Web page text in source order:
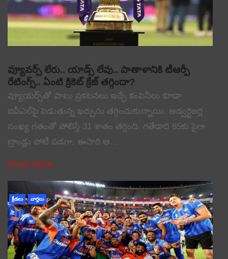
వ్యూవర్స్ లేరు.. యాడ్స్ లేవు.. పాతాళానికి టీఆర్పీ
రేటింగ్స్.. ఏంటి క్రికెట్ క్రేజ్ తగ్గిందా?
వ్యూయర్స్‌తో పాటు ప్రకటనలు ఇచ్చే కంపెనీలు కూడా
ఐపీఎల్‌పై పెడుతున్న ఖర్చును తగ్గించుకున్నాయి. అడ్వర్టైజర్ల
సంఖ్య గతంతో పోలిస్తే 31 శాతం తగ్గింది. గతేడాది 65కు పైగా
బ్రాండ్లు పోటీ పడగా, ఈసారి ఆ…
Read More
క్రీడలు వార్తలు